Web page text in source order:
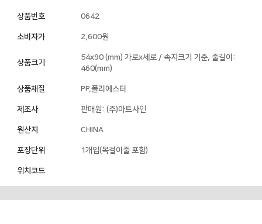
상품번호 0642
소비자가 2,600원
상품크기
54x90 (mm) 가로x세로 / 속지크기 기준, 줄길이:
460(mm)
상품재질 PP,폴리에스터
제조사 판매원: (주)아트사인
원산지 CHINA
포장단위 1개입(목걸이줄 포함)
위치코드